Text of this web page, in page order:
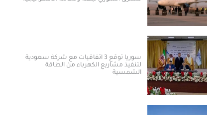
سوريا توقع 3 اتفاقيات مع شركة سعودية
لتنفيذ مشاريع الكهرباء من الطاقة
الشمسية